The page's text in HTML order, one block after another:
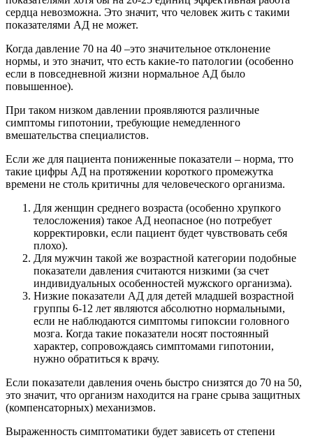
сердца невозможна. Это значит, что человек жить с такими
показателями АД не может.
Когда давление 70 на 40 –это значительное отклонение
нормы, и это значит, что есть какие-то патологии (особенно
если в повседневной жизни нормальное АД было
повышенное).
При таком низком давлении проявляются различные
симптомы гипотонии, требующие немедленного
вмешательства специалистов.
Если же для пациента пониженные показатели – норма, тто
такие цифры АД на протяжении короткого промежутка
времени не столь критичны для человеческого организма.
Для женщин среднего возраста (особенно хрупкого
телосложения) такое АД неопасное (но потребует
корректировки, если пациент будет чувствовать себя
плохо).
Для мужчин такой же возрастной категории подобные
показатели давления считаются низкими (за счет
индивидуальных особенностей мужского организма).
Низкие показатели АД для детей младшей возрастной
группы 6-12 лет являются абсолютно нормальными,
если не наблюдаются симптомы гипоксии головного
мозга. Когда такие показатели носят постоянный
характер, сопровождаясь симптомами гипотонии,
нужно обратиться к врачу.
Если показатели давления очень быстро снизятся до 70 на 50,
это значит, что организм находится на гране срыва защитных
(компенсаторных) механизмов.
Выраженность симптоматики будет зависеть от степени